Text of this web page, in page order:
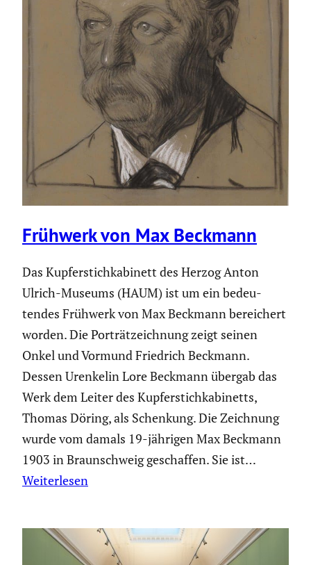
Frühwerk von Max Beckmann
Das Kupfer­stich­ka­bi­nett des Herzog Anton
Ulrich-Museums (HAUM) ist um ein bedeu­
tendes Frühwerk von Max Beckmann berei­chert
worden. Die Porträt­zeich­nung zeigt seinen
Onkel und Vormund Friedrich Beckmann.
Dessen Urenkelin Lore Beckmann übergab das
Werk dem Leiter des Kupfer­stich­ka­bi­netts,
Thomas Döring, als Schenkung. Die Zeichnung
wurde vom damals 19-jährigen Max Beckmann
1903 in Braun­schweig geschaffen. Sie ist…
Weiterlesen